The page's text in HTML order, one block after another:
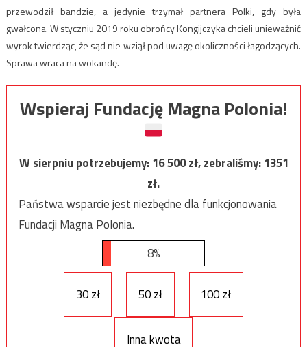
przewodził bandzie, a jedynie trzymał partnera Polki, gdy była
gwałcona. W styczniu 2019 roku obrońcy Kongijczyka chcieli unieważnić
wyrok twierdząc, że sąd nie wziął pod uwagę okoliczności łagodzących.
Sprawa wraca na wokandę.
Wspieraj Fundację Magna Polonia!
W sierpniu potrzebujemy:16 500zł, zebraliśmy:1351
zł.
Państwa wsparcie jest niezbędne dla funkcjonowania
Fundacji Magna Polonia.
8%
30 zł 50 zł 100 zł
Inna kwota